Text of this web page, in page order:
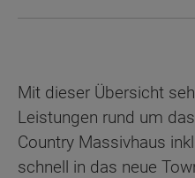
Mit dieser Übersicht
Leistungen rund um
Country Massivhaus
schnell in das neue